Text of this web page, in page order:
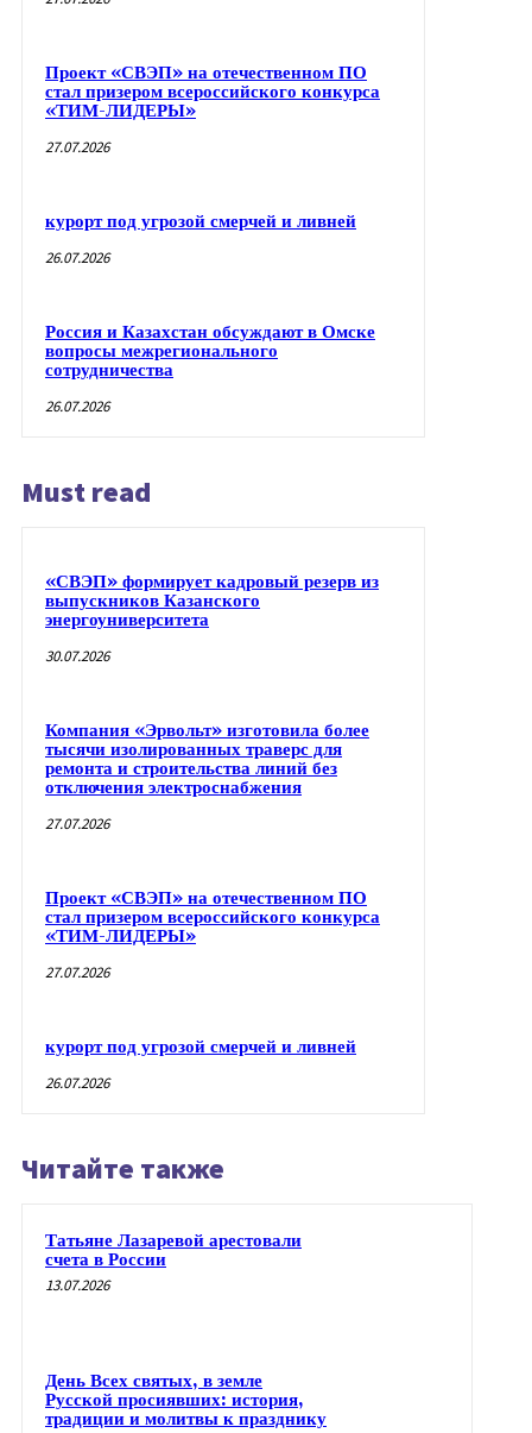
Проект «СВЭП» на отечественном ПО
стал призером всероссийского конкурса
«ТИМ-ЛИДЕРЫ»
27.07.2026
курорт под угрозой смерчей и ливней
26.07.2026
Россия и Казахстан обсуждают в Омске
вопросы межрегионального
сотрудничества
26.07.2026
Must read
«СВЭП» формирует кадровый резерв из
выпускников Казанского
энергоуниверситета
30.07.2026
Компания «Эрвольт» изготовила более
тысячи изолированных траверс для
ремонта и строительства линий без
отключения электроснабжения
27.07.2026
Проект «СВЭП» на отечественном ПО
стал призером всероссийского конкурса
«ТИМ-ЛИДЕРЫ»
27.07.2026
курорт под угрозой смерчей и ливней
26.07.2026
Читайте также
Татьяне Лазаревой арестовали
счета в России
13.07.2026
День Всех святых, в земле
Русской просиявших: история,
традиции и молитвы к празднику